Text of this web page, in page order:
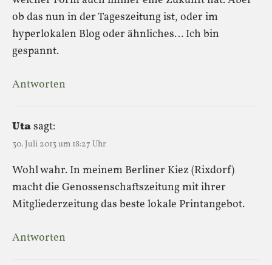
ob das nun in der Tageszeitung ist, oder im
hyperlokalen Blog oder ähnliches… Ich bin
gespannt.
Antworten
Utasagt:
30. Juli 2013 um 18:27 Uhr
Wohl wahr. In meinem Berliner Kiez (Rixdorf)
macht die Genossenschaftszeitung mit ihrer
Mitgliederzeitung das beste lokale Printangebot.
Antworten